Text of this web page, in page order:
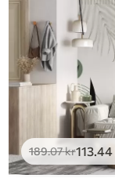
189.07kr113.44